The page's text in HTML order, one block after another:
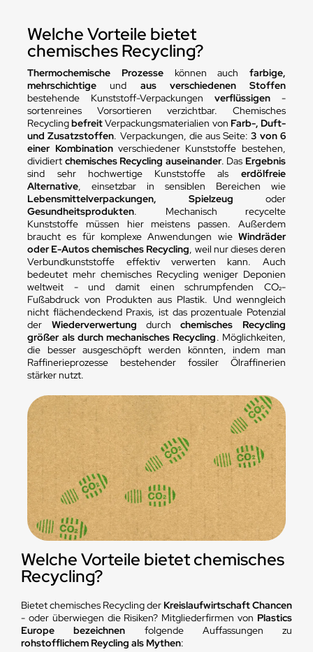
Welche Vorteile bietet
chemisches Recycling?
Thermochemische Prozessekönnen auch farbige,
mehrschichtige und aus verschiedenen Stoffen
bestehende Kunststoff-Verpackungen verflüssigen-
sortenreines Vorsortieren verzichtbar. Chemisches
RecyclingbefreitVerpackungsmaterialien von Farb-, Duft-
und Zusatzstoffen. Verpackungen, die aus Seite:3 von 6
einer Kombinationverschiedener Kunststoffe bestehen,
dividiert chemisches Recycling auseinander. Das Ergebnis
sind sehr hochwertige Kunststoffe als erdölfreie
Alternative, einsetzbar in sensiblen Bereichen wie
Lebensmittelverpackungen, Spielzeug oder
Gesundheitsprodukten. Mechanisch recycelte
Kunststoffe müssen hier meistens passen. Außerdem
braucht es für komplexe Anwendungen wie Windräder
oder E-Autos chemisches Recycling, weil nur dieses deren
Verbundkunststoffe effektiv verwerten kann. Auch
bedeutet mehr chemisches Recycling weniger Deponien
weltweit - und damit einen schrumpfenden CO₂-
Fußabdruck von Produkten aus Plastik. Und wenngleich
nicht flächendeckend Praxis, ist das prozentuale Potenzial
der Wiederverwertung durchchemisches Recycling
größer als durch mechanisches Recycling. Möglichkeiten,
die besser ausgeschöpft werden könnten, indem man
Raffinerieprozesse bestehender fossiler Ölraffinerien
stärker nutzt.
Welche Vorteile bietet chemisches
Recycling?
Bietet chemisches Recycling der Kreislaufwirtschaft Chancen
- oder überwiegen die Risiken? Mitgliederfirmen von Plastics
Europe bezeichnen folgende Auffassungen zu
rohstofflichem Reycling als Mythen: